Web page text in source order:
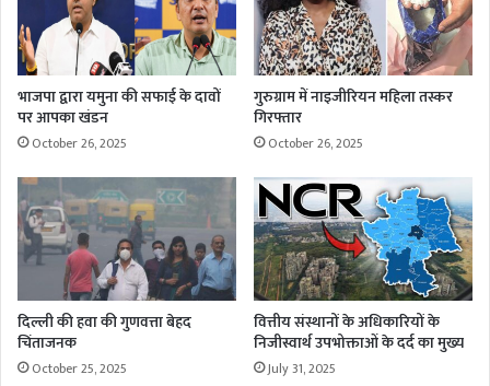
भाजपा द्वारा यमुना की सफाई के दावों
पर आपका खंडन
October 26, 2025
गुरुग्राम में नाइजीरियन महिला तस्कर
गिरफ्तार
October 26, 2025
दिल्ली की हवा की गुणवत्ता बेहद
चिंताजनक
October 25, 2025
वित्तीय संस्थानों के अधिकारियों के
निजीस्वार्थ उपभोक्ताओं के दर्द का मुख्य
July 31, 2025